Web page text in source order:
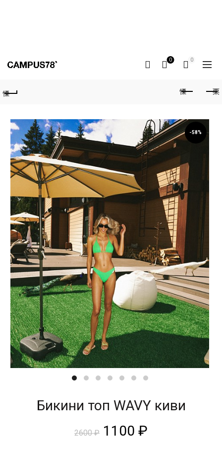
0 0
-58%
Бикини топ WAVY киви
2600₽ 1100 ₽